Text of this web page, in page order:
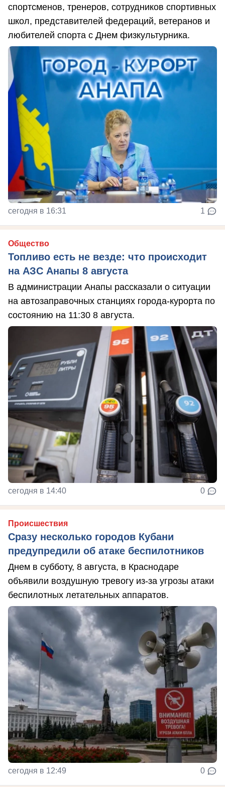
спортсменов, тренеров, сотрудников спортивных
школ, представителей федераций, ветеранов и
любителей спорта с Днем физкультурника.
сегодня в 16:31 1
Общество
Топливо есть не везде: что происходит
на АЗС Анапы 8 августа
В администрации Анапы рассказали о ситуации
на автозаправочных станциях города-курорта по
состоянию на 11:30 8 августа.
сегодня в 14:40 0
Происшествия
Сразу несколько городов Кубани
предупредили об атаке беспилотников
Днем в субботу, 8 августа, в Краснодаре
объявили воздушную тревогу из-за угрозы атаки
беспилотных летательных аппаратов.
сегодня в 12:49 0